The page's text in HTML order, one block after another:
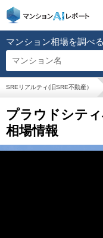
マンション相場を調べる
マンション名
SREリアルティ(旧SRE不動産）
プラウドシテ
相場情報